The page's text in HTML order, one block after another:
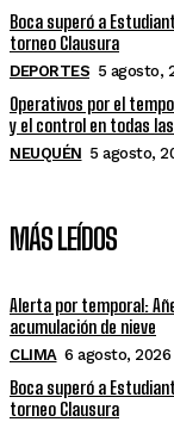
Boca superó a
torneo Clausura
DEPORTES 5 agosto,
Operativos por el
y el control en todas
NEUQUÉN 5 agosto,
MÁS LEÍDOS
Alerta por temporal:
acumulación de nieve
CLIMA 6 agosto, 2026
Boca superó a
torneo Clausura